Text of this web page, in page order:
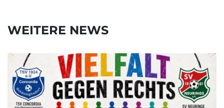
WEITERE NEWS